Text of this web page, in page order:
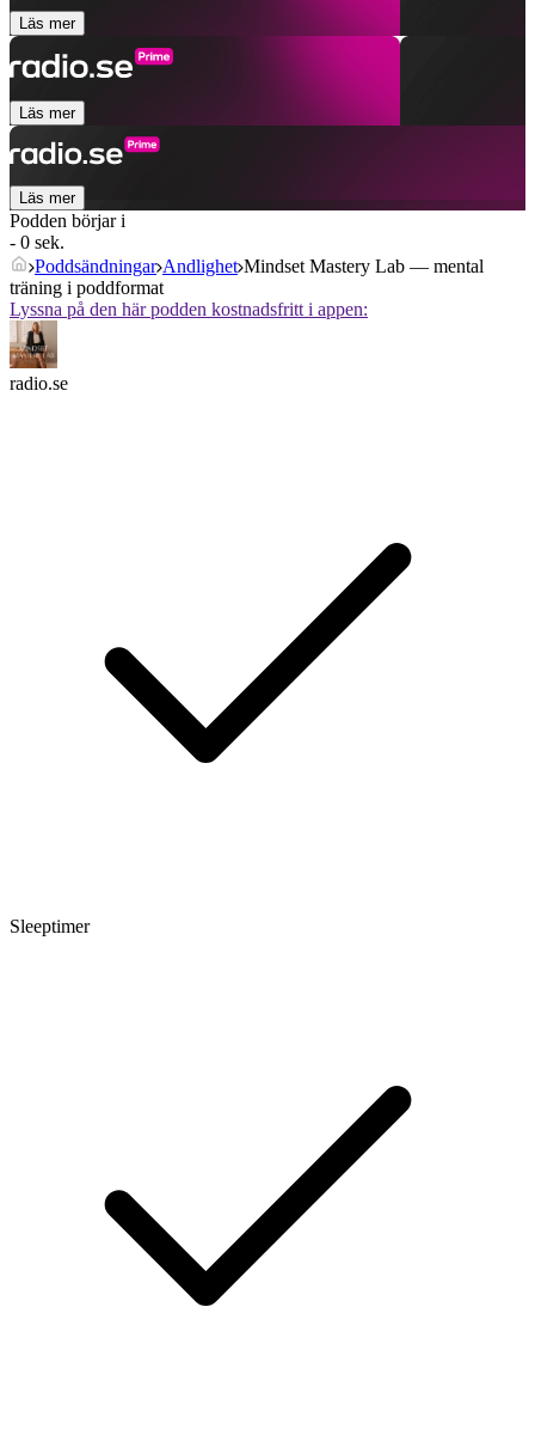
Läs mer
Läs mer
Läs mer
Podden börjar i
- 0 sek.
Poddsändningar Andlighet Mindset Mastery Lab — mental
träning i poddformat
Lyssna på den här podden kostnadsfritt i appen:
radio.se
Sleeptimer